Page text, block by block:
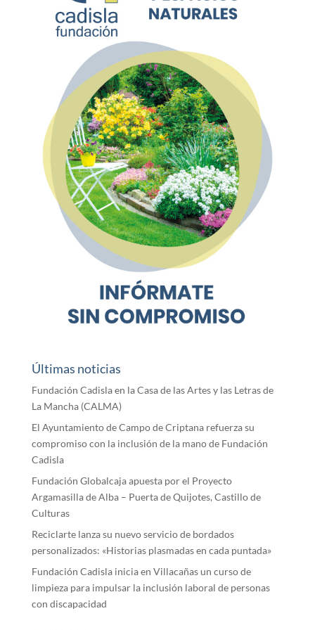
Últimas noticias
Fundación Cadisla en la Casa de las Artes y las Letras de
La Mancha (CALMA)
El Ayuntamiento de Campo de Criptana refuerza su
compromiso con la inclusión de la mano de Fundación
Cadisla
Fundación Globalcaja apuesta por el Proyecto
Argamasilla de Alba – Puerta de Quijotes, Castillo de
Culturas
Reciclarte lanza su nuevo servicio de bordados
personalizados: «Historias plasmadas en cada puntada»
Fundación Cadisla inicia en Villacañas un curso de
limpieza para impulsar la inclusión laboral de personas
con discapacidad